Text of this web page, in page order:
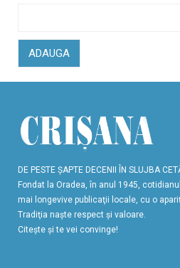
ADAUGA
DE PESTE ŞAPTE DECENII ÎN SLUJBA
Fondat la Oradea, în anul 1945,
mai longevive publicaţii locale, cu o
Tradiţia naşte respect şi valoare.
Citeşte şi te vei convinge!